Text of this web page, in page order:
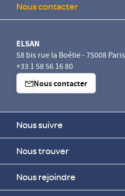
Nous contacter
ELSAN
58 bis rue la Boétie - 75008 Paris
+33 1 58 56 16 80
Nous contacter
Nous suivre
Nous trouver
Nous rejoindre